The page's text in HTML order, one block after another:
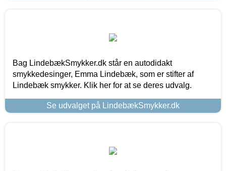
Bag LindebækSmykker.dk står en autodidakt
smykkedesinger, Emma Lindebæk, som er stifter af
Lindebæk smykker. Klik her for at se deres udvalg.
Se udvalget på LindebækSmykker.dk